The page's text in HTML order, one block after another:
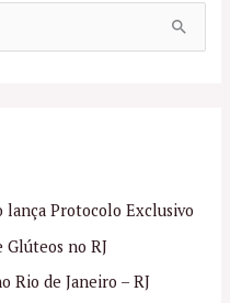
lança Protocolo Exclusivo
Glúteos no RJ
Rio de Janeiro – RJ